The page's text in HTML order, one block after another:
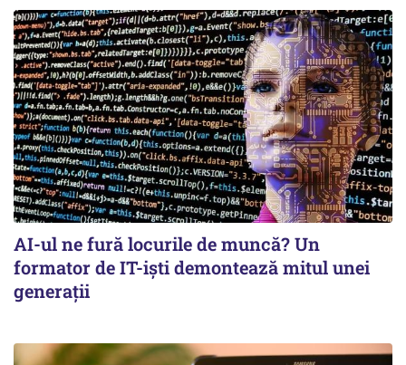
AI-ul ne fură locurile de muncă? Un
formator de IT-işti demontează mitul unei
generaţii